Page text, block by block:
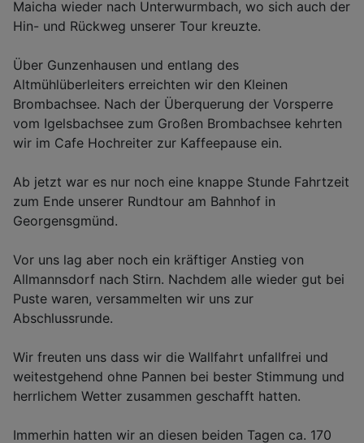
Maicha wieder nach Unterwurmbach, wo sich auch der
Hin- und Rückweg unserer Tour kreuzte.
Über Gunzenhausen und entlang des
Altmühlüberleiters erreichten wir den Kleinen
Brombachsee. Nach der Überquerung der Vorsperre
vom Igelsbachsee zum Großen Brombachsee kehrten
wir im Cafe Hochreiter zur Kaffeepause ein.
Ab jetzt war es nur noch eine knappe Stunde Fahrtzeit
zum Ende unserer Rundtour am Bahnhof in
Georgensgmünd.
Vor uns lag aber noch ein kräftiger Anstieg von
Allmannsdorf nach Stirn. Nachdem alle wieder gut bei
Puste waren, versammelten wir uns zur
Abschlussrunde.
Wir freuten uns dass wir die Wallfahrt unfallfrei und
weitestgehend ohne Pannen bei bester Stimmung und
herrlichem Wetter zusammen geschafft hatten.
Immerhin hatten wir an diesen beiden Tagen ca. 170